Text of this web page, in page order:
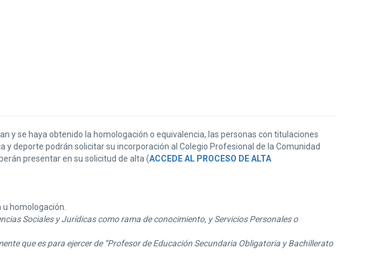
y se haya obtenido la homologación o equivalencia, las personas con titulaciones
deporte podrán solicitar su incorporación al Colegio Profesional de la Comunidad
presentar en su solicitud de alta (ACCEDE AL PROCESO DE ALTA
homologación.
Sociales y Jurídicas como rama de conocimiento, y Servicios Personales o
que es para ejercer de “Profesor de Educación Secundaria Obligatoria y Bachillerato